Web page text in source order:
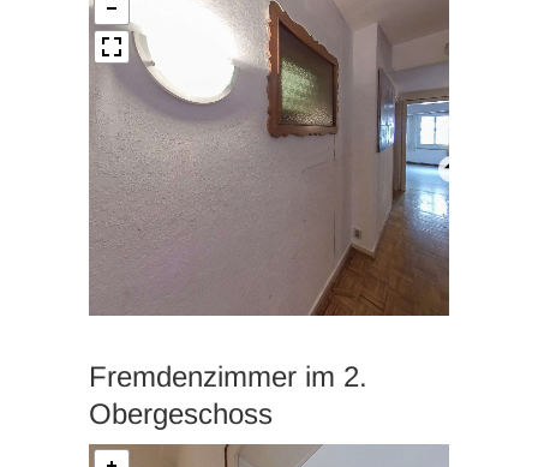
Fremdenzimmer im 2.
Obergeschoss